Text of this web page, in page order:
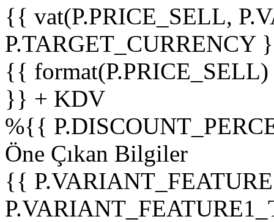
{{ vat(P.PRICE_SELL,
P.TARGET_CURRENCY
{{
}} + KDV
%{{
Öne Çıkan Bilgiler
{{